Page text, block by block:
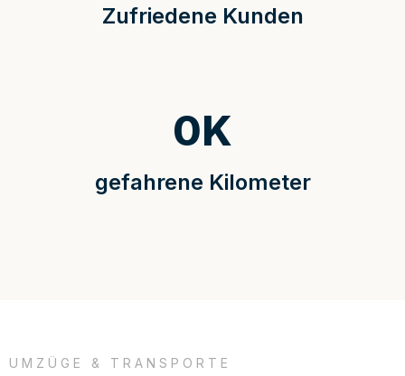
Zufriedene Kunden
gefahrene Kilometer
0K
UMZÜGE & TRANSPORTE